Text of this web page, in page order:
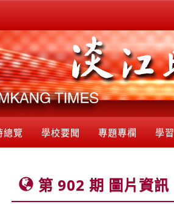
總覽 學校要聞 專題專欄 學
第 902 期 圖片資訊